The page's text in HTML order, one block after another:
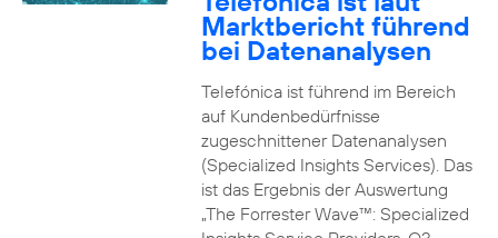
Marktbericht führend
bei Datenanalysen
Telefónica ist führend im Bereich
auf Kundenbedürfnisse
zugeschnittener Datenanalysen
(Specialized Insights Services). Das
ist das Ergebnis der Auswertung
„The Forrester Wave™: Specialized